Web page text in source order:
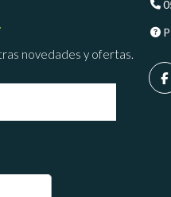
novedades y ofertas.